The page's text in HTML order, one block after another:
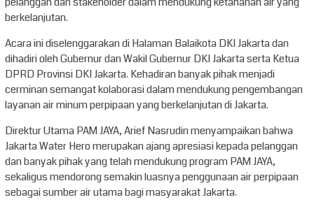
berkelanjutan.
Acara ini diselenggarakan di Halaman Balaikota DKI Jakarta dan
dihadiri oleh Gubernur dan Wakil Gubernur DKI Jakarta serta Ketua
DPRD Provinsi DKI Jakarta. Kehadiran banyak pihak menjadi
cerminan semangat kolaborasi dalam mendukung pengembangan
layanan air minum perpipaan yang berkelanjutan di Jakarta.
Direktur Utama PAM JAYA, Arief Nasrudin menyampaikan bahwa
Jakarta Water Hero merupakan ajang apresiasi kepada pelanggan
dan banyak pihak yang telah mendukung program PAM JAYA,
sekaligus mendorong semakin luasnya penggunaan air perpipaan
sebagai sumber air utama bagi masyarakat Jakarta.